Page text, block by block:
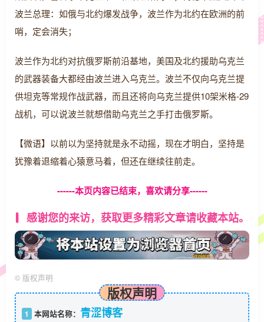
波兰总理：如俄与北约爆发战争，波兰作为北约在欧洲的前
哨，定会消失；
波兰作为北约对抗俄罗斯前沿基地，美国及北约援助乌克兰
的武器装备大都经由波兰进入乌克兰。波兰不仅向乌克兰提
供坦克等常规作战武器，而且还将向乌克兰提供10架米格-29
战机，可以说波兰就想借助乌克兰之手打击俄罗斯。
【微语】以前以为坚持就是永不动摇，现在才明白，坚持是
犹豫着退缩着心猿意马着，但还在继续往前走。
------本页内容已结束，喜欢请分享------
感谢您的来访，获取更多精彩文章请收藏本站。
© 版权声明
版权声明
1 本网站名称： 青涩博客